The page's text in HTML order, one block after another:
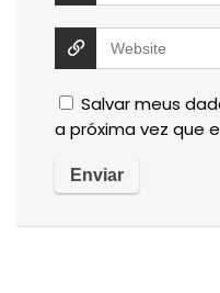
Salvar meus
a próxima vez que